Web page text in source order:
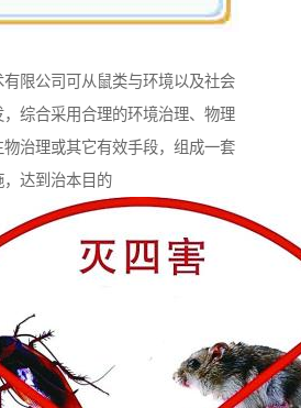
限公司可从鼠类与环境以及社会
综合采用合理的环境治理、物理
治理或其它有效手段，组成一套
达到治本目的